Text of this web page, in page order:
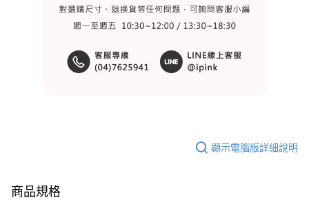
顯示電腦版詳細說明
商品規格